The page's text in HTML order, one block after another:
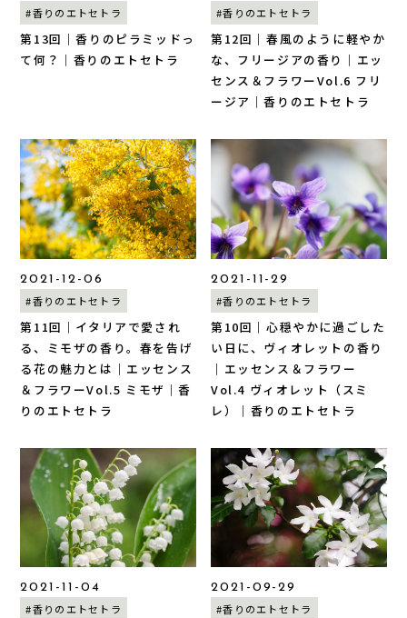
#香りのエトセトラ
第13回｜香りのピラミッドっ
て何？｜香りのエトセトラ
#香りのエトセトラ
第12回｜春風のように軽やか
な、フリージアの香り｜エッ
センス＆フラワーVol.6 フリ
ージア｜香りのエトセトラ
2021-12-06
#香りのエトセトラ
第11回｜イタリアで愛され
る、ミモザの香り。春を告げ
る花の魅力とは｜エッセンス
＆フラワーVol.5 ミモザ｜香
りのエトセトラ
2021-11-29
#香りのエトセトラ
第10回｜心穏やかに過ごした
い日に、ヴィオレットの香り
｜エッセンス＆フラワー
Vol.4 ヴィオレット（スミ
レ）｜香りのエトセトラ
2021-11-04
#香りのエトセトラ
2021-09-29
#香りのエトセトラ